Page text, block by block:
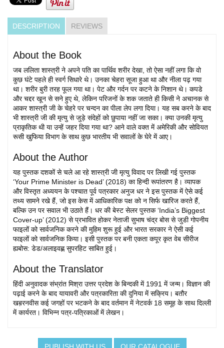
DESCRIPTION REVIEWS
About the Book
जब ललिता शास्त्री ने अपने पति का पार्थिव शरीर देखा, तो ऐसा नहीं लगा कि वो
कुछ घंटे पहले ही स्वर्ग सिधारे थे। उनका चेहरा सूजा हुआ था और नीला पढ़ गया
था। शरीर बुरी तरह फूल गया था। पेट और गर्दन पर कटने के निशान थे। कपडे
और चद्दर खून से सने हुए थे, लेकिन परिजनों के शक जताते ही किसी ने अचानक से
आकर शास्त्री जी के चेहरे पर चन्दन का पीला लेप लगा दिया। यह सब करने के बाद
भी शास्त्री जी की मृत्यु से जुड़े संदेहों को छुपाया नहीं जा सका। क्या उनकी मृत्यु
प्राकृतिक थी या उन्हें जहर दिया गया था? आने वाले वक्त में अमेरिकी और सोवियत
रूसी खुफिया विभाग के साथ कुछ भारतीय भी सवालों के घेरे में आए।
About the Author
यह पुस्तक दशकों से चले आ रहे शास्त्री जी मृत्यु विवाद पर लिखी गई पुस्तक
‘Your Prime Minister is Dead’ (2018) का हिन्दी रूपांतरण है। व्यापक
और विस्तृत अध्ययन के पश्चात पूर्व पत्रकार अनुज धर ने इस पुस्तक में ऐसे कई
तथ्य सामने रखे हैं, जो इस केस में आधिकारिक पक्ष को न सिर्फ खारिज करते हैं,
बल्कि उन पर सवाल भी उठाते हैं। धर की बेस्ट सेलर पुस्तक ‘India’s Biggest
Cover-up’ (2012) से प्रभावित होकर नेताजी सुभाष चंद्र बोस से जुडी गोपनीय
फाइलों को सार्वजनिक करने की मुहिम शुरू हुई और भारत सरकार ने ऐसी कई
फाइलों को सार्वजनिक किया। इसी पुस्तक पर बनी एकता कपूर कृत वेब सीरीज
ह्यबोस: डेड/अलाइवह्ण सुपरहिट साबित हुई।
About the Translator
हिंदी अनुवादक संभ्रांत मिश्रा उत्तर प्रदेश के बिन्दकी में 1991 में जन्म। विज्ञान की
पढ़ाई करने के बाद यायावरी और पत्रकारिता की दुनिया में सक्रिय। बतौर
खब़रनवीस कई जगहों पर भटकने के बाद वर्तमान में नेटवर्क 18 समूह के साथ दिल्ली
में कार्यरत। विभिन्न पत्र-पत्रिकाओं में लेखन।